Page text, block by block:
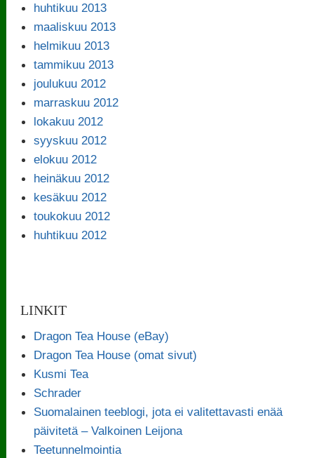
huhtikuu 2013
maaliskuu 2013
helmikuu 2013
tammikuu 2013
joulukuu 2012
marraskuu 2012
lokakuu 2012
syyskuu 2012
elokuu 2012
heinäkuu 2012
kesäkuu 2012
toukokuu 2012
huhtikuu 2012
LINKIT
Dragon Tea House (eBay)
Dragon Tea House (omat sivut)
Kusmi Tea
Schrader
Suomalainen teeblogi, jota ei valitettavasti enää
päivitetä – Valkoinen Leijona
Teetunnelmointia